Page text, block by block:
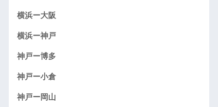
横浜ー大阪
横浜ー神戸
神戸ー博多
神戸ー小倉
神戸ー岡山